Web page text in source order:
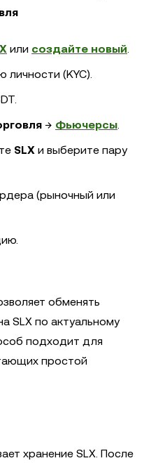
или создайте новый.
(KYC).
→ Фьючерсы.
SLX и выберите пару
(рыночный или
обменять
SLX по актуальному
подходит для
простой
хранение SLX. После